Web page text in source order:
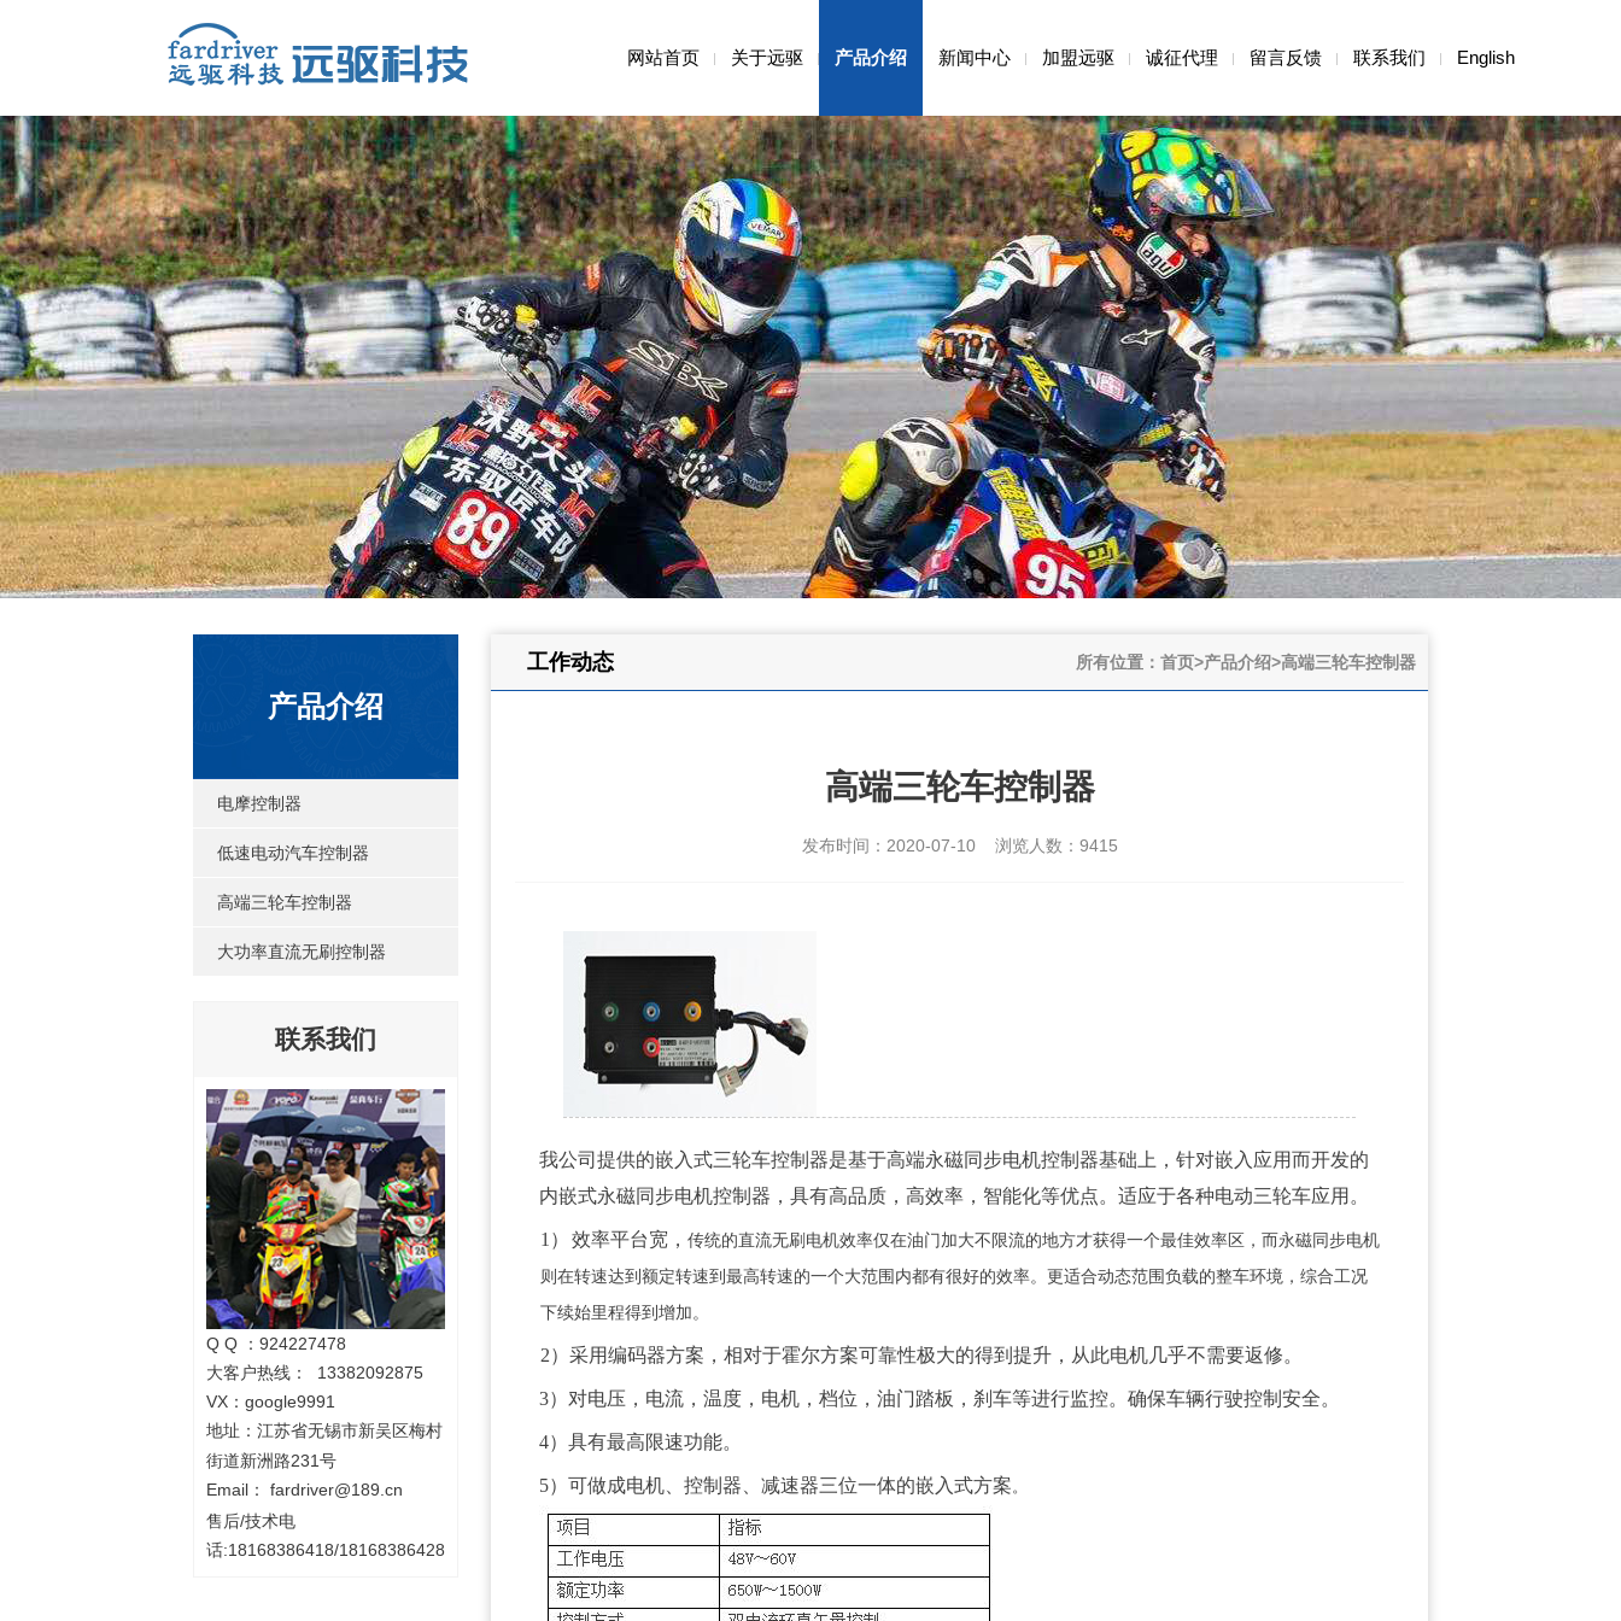
网站首页 关于远驱 产品介绍 新闻中心 加盟远驱 诚征代理 留言反馈 联系我们 English
产品介绍
电摩控制器
低速电动汽车控制器
高端三轮车控制器
大功率直流无刷控制器
联系我们
Q Q ：924227478
大客户热线： 13382092875
VX：google9991
地址： 江苏省无锡市新吴区梅村
街道新洲路231号
Email： fardriver@189.cn
售后/技术电
话:18168386418/18168386428
工作动态 所有位置： 首页>产品介绍>高端三轮车控制器
高端三轮车控制器
发布时间：2020-07-10 浏览人数：9415
我公司提供的嵌入式三轮车控制器是基于高端永磁同步电机控制器基础上，针对嵌入应用而开发的
内嵌式永磁同步电机控制器，具有高品质，高效率，智能化等优点。适应于各种电动三轮车应用。
1） 效率平台宽， 传统的直流无刷电机效率仅在油门加大不限流的地方才获得一个最佳效率区，而永磁同步电机
则在转速达到额定转速到最高转速的一个大范围内都有很好的效率。更适合动态范围负载的整车环境，综合工况
下续始里程得到增加。
2） 采用编码器方案，相对于霍尔方案可靠性极大的得到提升，从此电机几乎不需要返修。
3）对电压，电流，温度，电机，档位，油门踏板，刹车等进行监控。确保车辆行驶控制安全。
4）具有最高限速功能。
5）可做成电机、控制器、减速器三位一体的嵌入式方案。